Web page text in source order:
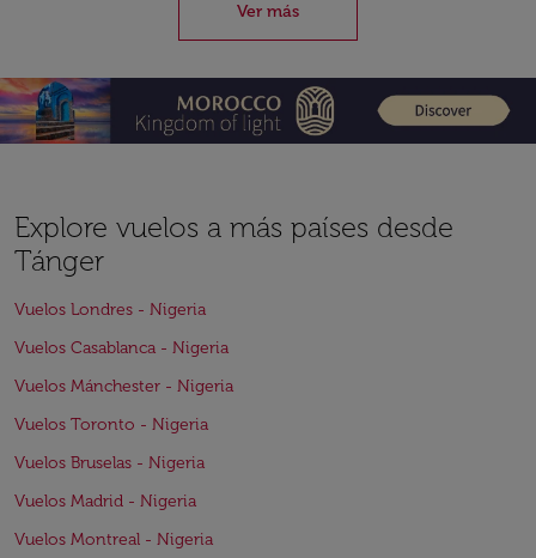
Ver más
Explore vuelos a más países desde
Tánger
Vuelos Londres - Nigeria
Vuelos Casablanca - Nigeria
Vuelos Mánchester - Nigeria
Vuelos Toronto - Nigeria
Vuelos Bruselas - Nigeria
Vuelos Madrid - Nigeria
Vuelos Montreal - Nigeria